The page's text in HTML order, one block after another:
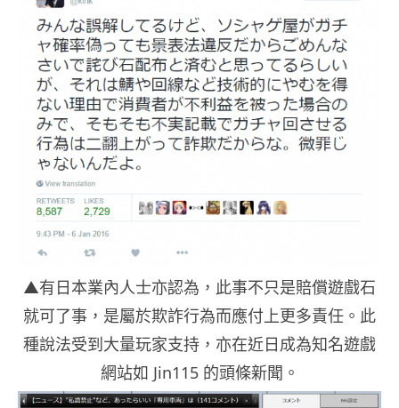
▲有日本業內人士亦認為，此事不只是賠償遊戲石
就可了事，是屬於欺詐行為而應付上更多責任。此
種說法受到大量玩家支持，亦在近日成為知名遊戲
網站如 Jin115 的頭條新聞。